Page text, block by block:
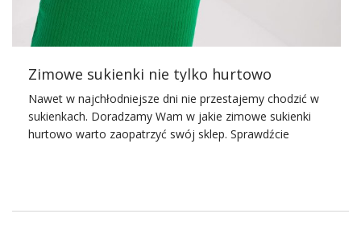
Zimowe sukienki nie tylko hurtowo
Nawet w najchłodniejsze dni nie przestajemy chodzić w
sukienkach. Doradzamy Wam w jakie zimowe sukienki
hurtowo warto zaopatrzyć swój sklep. Sprawdźcie
zwróć uwagę materiałem